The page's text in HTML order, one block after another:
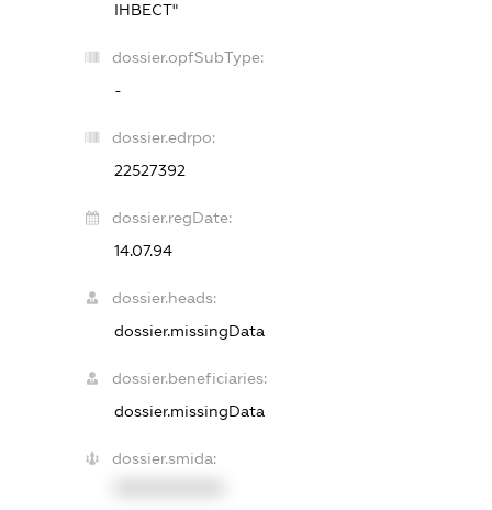
ІНВЕСТ"
dossier.opfSubType:
-
dossier.edrpo:
22527392
dossier.regDate:
14.07.94
dossier.heads:
dossier.missingData
dossier.beneficiaries:
dossier.missingData
dossier.smida: